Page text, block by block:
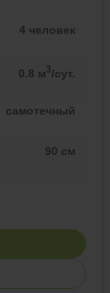
4 человек
0.8 м3/сут.
самотечный
90 см